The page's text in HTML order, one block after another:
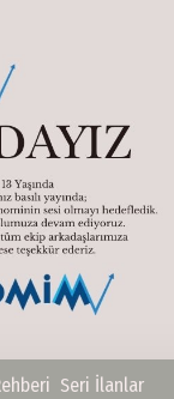
Seri İlanlar